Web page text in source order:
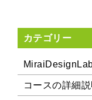
カテゴリー
コースの詳細